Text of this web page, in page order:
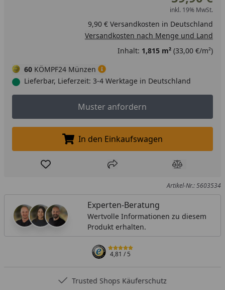
inkl. 19% MwSt.
9,90 € Versandkosten in Deutschland
Versandkosten nach Menge und Land
Inhalt: 1,815 m²(33,00 €/m²)
60 KÖMPF24 Münzen
Lieferbar, Lieferzeit: 3-4 Werktage in Deutschland
Muster anfordern
Muster anfordern
In den Einkaufswagen legen
In den Einkaufswagen
Produkt zur Wunschliste hinzufügen
Teilen Produkt
Artikel-Nr.: 5603534
Experten-Beratung
Wertvolle Informationen zu diesem
Produkt erhalten.
4,81/ 5
Trusted Shops Käuferschutz